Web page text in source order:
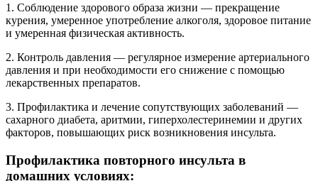
1. Соблюдение здорового образа жизни — прекращение
курения, умеренное употребление алкоголя, здоровое питание
и умеренная физическая активность.
2. Контроль давления — регулярное измерение артериального
давления и при необходимости его снижение с помощью
лекарственных препаратов.
3. Профилактика и лечение сопутствующих заболеваний —
сахарного диабета, аритмии, гиперхолестеринемии и других
факторов, повышающих риск возникновения инсульта.
Профилактика повторного инсульта в
домашних условиях: